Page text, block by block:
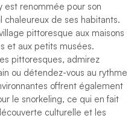
est renommée pour son
chaleureux de ses habitants.
pittoresque aux maisons
et aux petits musées.
pittoresques, admirez
ou détendez-vous au rythme
offrent également
le snorkeling, ce qui en fait
culturelle et les